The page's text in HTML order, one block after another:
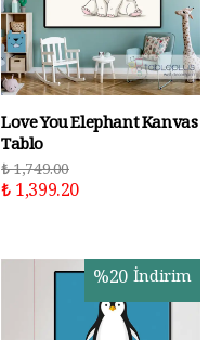
Love You Elephant Kanvas
Tablo
₺ 1,749.00
₺ 1,399.20
%20 İndirim